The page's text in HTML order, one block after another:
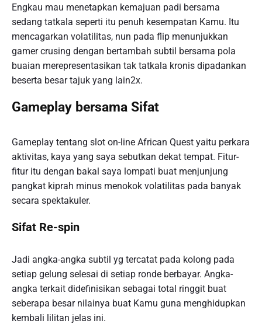
Engkau mau menetapkan kemajuan padi bersama
sedang tatkala seperti itu penuh kesempatan Kamu. Itu
mencagarkan volatilitas, nun pada flip menunjukkan
gamer crusing dengan bertambah subtil bersama pola
buaian merepresentasikan tak tatkala kronis dipadankan
beserta besar tajuk yang lain2x.
Gameplay bersama Sifat
Gameplay tentang slot on-line African Quest yaitu perkara
aktivitas, kaya yang saya sebutkan dekat tempat. Fitur-
fitur itu dengan bakal saya lompati buat menjunjung
pangkat kiprah minus menokok volatilitas pada banyak
secara spektakuler.
Sifat Re-spin
Jadi angka-angka subtil yg tercatat pada kolong pada
setiap gelung selesai di setiap ronde berbayar. Angka-
angka terkait didefinisikan sebagai total ringgit buat
seberapa besar nilainya buat Kamu guna menghidupkan
kembali lilitan jelas ini.